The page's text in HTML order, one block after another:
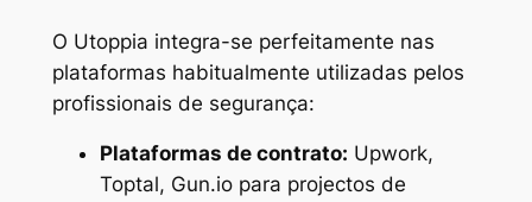
O Utoppia integra-se perfeitamente nas
plataformas habitualmente utilizadas pelos
profissionais de segurança:
Plataformas de contrato: Upwork,
Toptal, Gun.io para projectos de